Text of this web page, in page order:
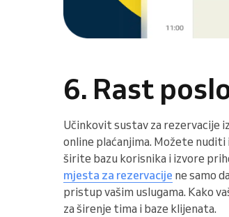
6. Rast
Učinkovit sustav za rezervacije
online plaćanjima. Možete
širite bazu korisnika i izvore
mjesta za rezervacije ne samo
pristup vašim uslugama. Kako
za širenje tima i baze klijenata.